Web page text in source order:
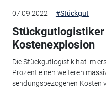
07.09.2022 #Stückgut
Kostenexplosion
Die Stückgutlogistik hat im
Prozent einen weiteren
sendungsbezogenen Kosten